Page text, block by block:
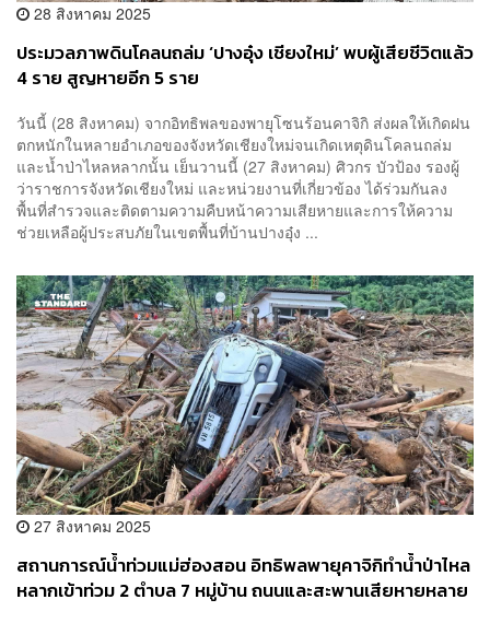
28 สิงหาคม 2025
ประมวลภาพดินโคลนถล่ม ‘ปางอุ๋ง เชียงใหม่’ พบผู้เสียชีวิตแล้ว
4 ราย สูญหายอีก 5 ราย
วันนี้ (28 สิงหาคม) จากอิทธิพลของพายุโซนร้อนคาจิกิ ส่งผลให้เกิดฝน
ตกหนักในหลายอำเภอของจังหวัดเชียงใหม่จนเกิดเหตุดินโคลนถล่ม
และน้ำป่าไหลหลากนั้น เย็นวานนี้ (27 สิงหาคม) ศิวกร บัวป้อง รองผู้
ว่าราชการจังหวัดเชียงใหม่ และหน่วยงานที่เกี่ยวข้อง ได้ร่วมกันลง
พื้นที่สำรวจและติดตามความคืบหน้าความเสียหายและการให้ความ
ช่วยเหลือผู้ประสบภัยในเขตพื้นที่บ้านปางอุ๋ง ...
27 สิงหาคม 2025
สถานการณ์น้ำท่วมแม่ฮ่องสอน อิทธิพลพายุคาจิกิทำน้ำป่าไหล
หลากเข้าท่วม 2 ตำบล 7 หมู่บ้าน ถนนและสะพานเสียหายหลาย